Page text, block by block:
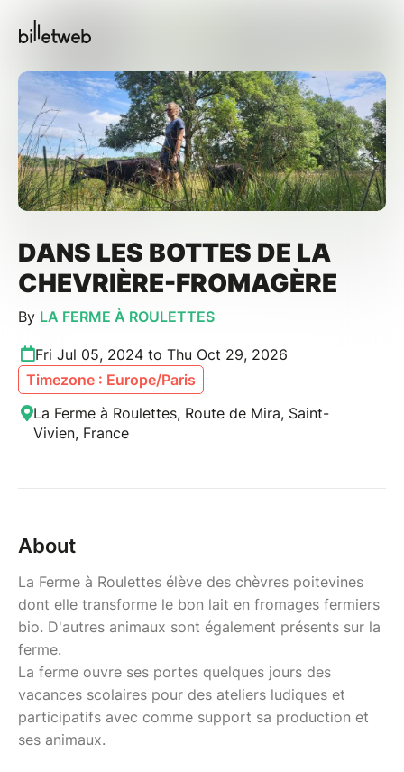
DANS LES BOTTES DE LA
CHEVRIÈRE-FROMAGÈRE
By LA FERME À ROULETTES
Fri Jul 05, 2024 to Thu Oct 29, 2026
Timezone : Europe/Paris
La Ferme à Roulettes, Route de Mira, Saint-
Vivien, France
About
La Ferme à Roulettes élève des chèvres poitevines
dont elle transforme le bon lait en fromages fermiers
bio. D'autres animaux sont également présents sur la
ferme.
La ferme ouvre ses portes quelques jours des
vacances scolaires pour des ateliers ludiques et
participatifs avec comme support sa production et
ses animaux.